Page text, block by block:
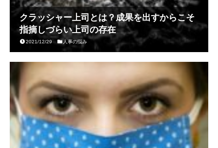
クラッシャー上司とは？成果を出すからこそ
指摘しづらい上司の存在
2021/12/29 人事の悩み